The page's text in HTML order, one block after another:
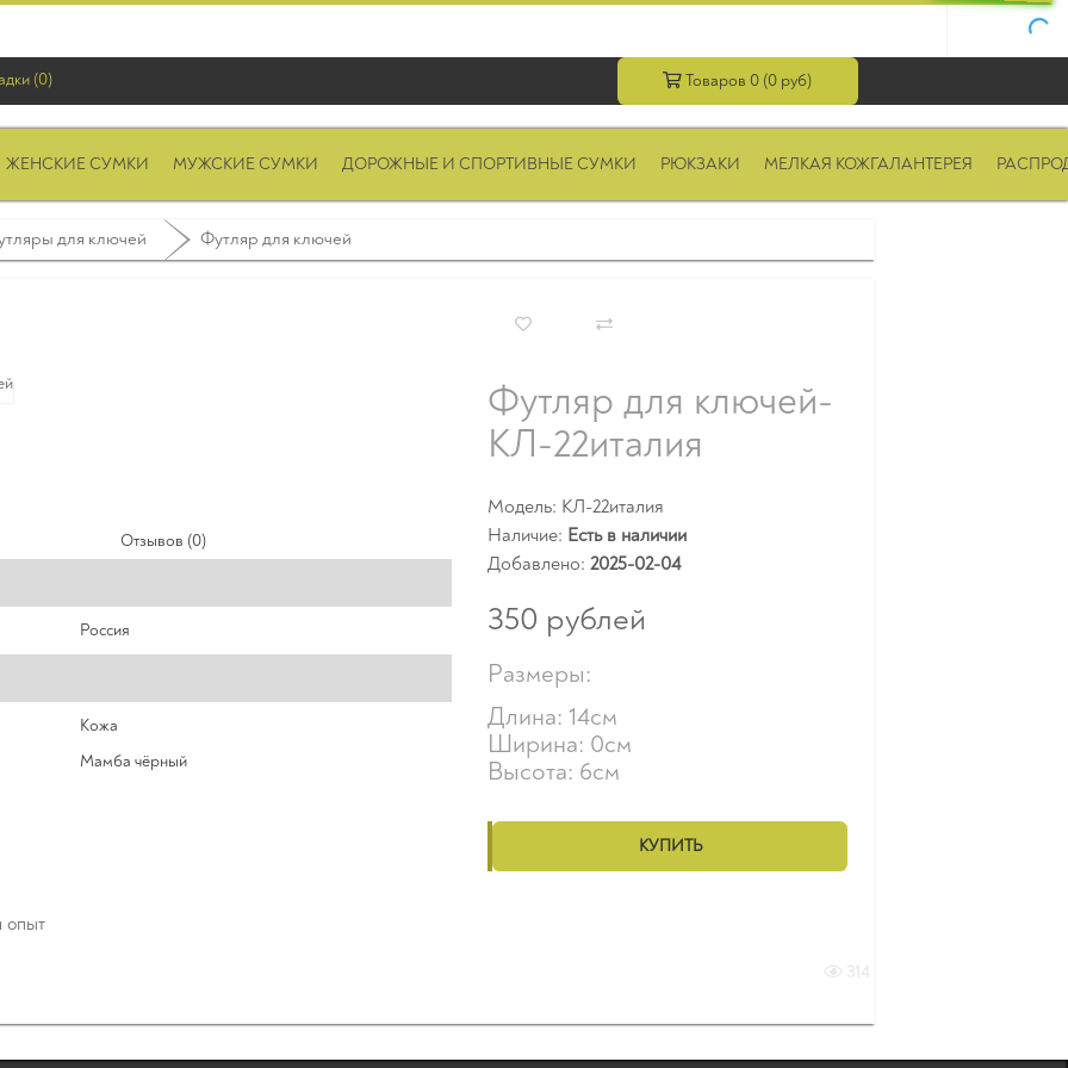
(0) Товаров 0 (0 руб)
ЖЕНСКИЕ СУМКИ МУЖСКИЕ СУМКИ ДОРОЖНЫЕ И СПОРТИВНЫЕ СУМКИ РЮКЗАКИ МЕЛКАЯ КОЖГАЛАНТЕРЕЯ
для ключей Футляр для ключей
Отзывов (0)
Россия
Кожа
Мамба чёрный
Футляр для ключей-
КЛ-22италия
Модель: КЛ-22италия
Наличие: Есть в наличии
Добавлено: 2025-02-04
350 рублей
Размеры:
Длина: 14см
Ширина: 0см
Высота: 6см
КУПИТЬ
опыт